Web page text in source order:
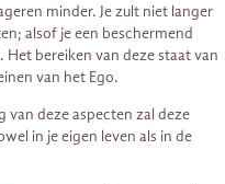
minder. Je zult niet langer
alsof je een beschermend
bereiken van deze staat van
van het Ego.
deze aspecten zal deze
in je eigen leven als in de